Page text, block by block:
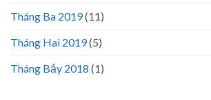
Tháng Ba 2019(11)
Tháng Hai 2019(5)
Tháng Bảy 2018 (1)